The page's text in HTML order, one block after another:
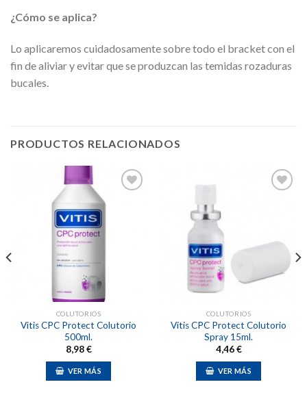
¿Cómo se aplica?
Lo aplicaremos cuidadosamente sobre todo el bracket con el
fin de aliviar y evitar que se produzcan las temidas rozaduras
bucales.
PRODUCTOS RELACIONADOS
COLUTORIOS
Vitis CPC Protect Colutorio
500ml.
8,98€
VER MÁS
lista de
COLUTORIOS
Vitis CPC Protect Colutorio
Spray 15ml.
4,46€
VER MÁS